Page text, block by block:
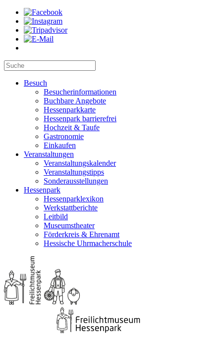
Besuch
Besucherinformationen
Buchbare Angebote
Hessenparkkarte
Hessenpark barrierefrei
Hochzeit & Taufe
Gastronomie
Einkaufen
Veranstaltungen
Veranstaltungskalender
Veranstaltungstipps
Sonderausstellungen
Hessenpark
Hessenparklexikon
Werkstattberichte
Leitbild
Museumstheater
Förderkreis & Ehrenamt
Hessische Uhrmacherschule